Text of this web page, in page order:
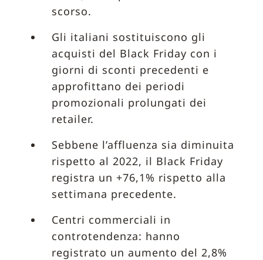
scorso.
Gli italiani sostituiscono gli
acquisti del Black Friday con i
giorni di sconti precedenti e
approfittano dei periodi
promozionali prolungati dei
retailer.
Sebbene l’affluenza sia diminuita
rispetto al 2022, il Black Friday
registra un +76,1% rispetto alla
settimana precedente.
Centri commerciali in
controtendenza: hanno
registrato un aumento del 2,8%